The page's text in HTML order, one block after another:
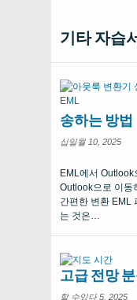
기타 자습
송하는 방법
십일월 10, 2025
EML에서
Outlook으로 이동
간편한 변환 EML
는 것은…
고급 전망 분
할 수있다 5, 2025